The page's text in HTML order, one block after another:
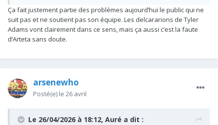
Ça fait justement partie des problèmes aujourd’hui le public qui ne
suit pas et ne soutient pas son équipe. Les delcararions de Tyler
Adams vont clairement dans ce sens, mais ça aussi c’est la faute
d’Arteta sans doute.
arsenewho
Posté(e) le 26 avril
Le 26/04/2026 à 18:12, Auré a dit :